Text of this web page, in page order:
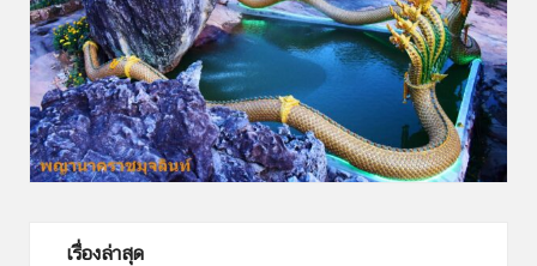
เรื่องล่าสุด